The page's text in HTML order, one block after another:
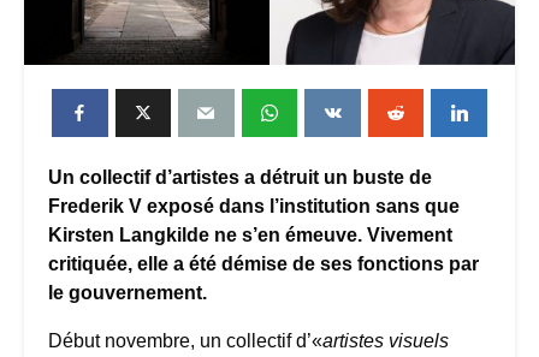
Un collectif d’artistes a détruit un buste de
Frederik V exposé dans l’institution sans que
Kirsten Langkilde ne s’en émeuve. Vivement
critiquée, elle a été démise de ses fonctions par
le gouvernement.
Début novembre, un collectif d’«artistes visuels